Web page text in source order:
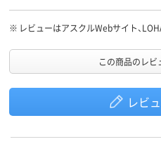
※ レビューはアスクルWebサイト、
この商品のレビ
レビ